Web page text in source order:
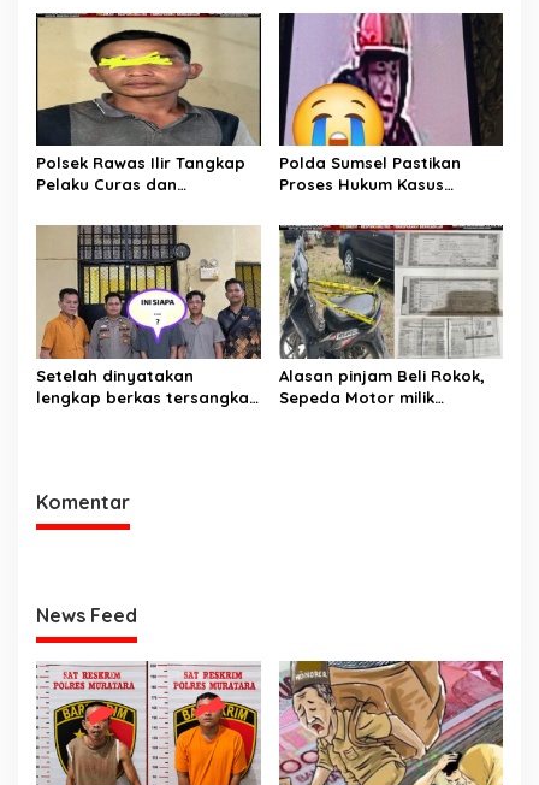
Ke Polisi
Polsek Rawas Ilir Tangkap
Pelaku Curas dan
Polda Sumsel Pastikan
Proses Hukum Kasus
Berjalan hingga
Persidangan
Setelah dinyatakan
lengkap berkas tersangka
Alasan pinjam Beli Rokok,
Sepeda Motor milik
Komentar
News Feed